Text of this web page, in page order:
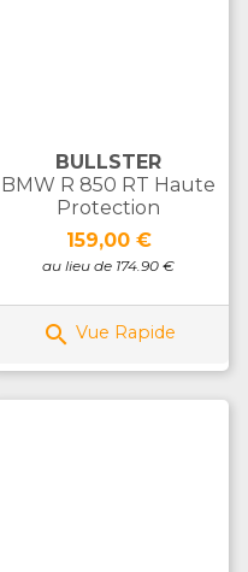
BULLSTER
BMW R 850 RT Haute
Protection
Prix
159,00 €
au lieu de 174.90 €
 Vue Rapide